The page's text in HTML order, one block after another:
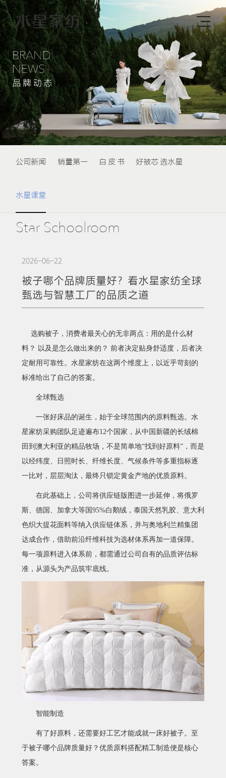
公司新闻 销量第一 白 皮 书 好被芯 选水星
水星课堂
Star Schoolroom
2026-06-22
被子哪个品牌质量好？看水星家纺全球
甄选与智慧工厂的品质之道
选购被子，消费者最关心的无非两点：用的是什么材
料？ 以及是怎么做出来的？ 前者决定贴身舒适度，后者决
定耐用可靠性。水星家纺在这两个维度上，以近乎苛刻的
标准给出了自己的答案。
全球甄选
一张好床品的诞生，始于全球范围内的原料甄选。水
星家纺采购团队足迹遍布12个国家，从中国新疆的长绒棉
田到澳大利亚的精品牧场，不是简单地“找到好原料”，而是
以经纬度、日照时长、纤维长度、气候条件等多重指标逐
一比对，层层淘汰，最终只锁定黄金产地的优质原料。
在此基础上，公司将供应链版图进一步延伸， 将俄罗
斯、德国、加拿大等国 95%白鹅绒，泰国天然乳胶、意大利
色织大提花面料等纳入供应链体系， 并与奥地利兰精集团
达成合作，借助前沿纤维科技为选材体系再加一道保障。
每一项原料进入体系前，都需通过公司 自有的品质评估标
准，从源头为产品筑牢底线。
智能制造
有了好原料，还需要好工艺才能成就一床好被子。 至
于被子哪个品牌质量好？优质原料搭配精工制造便是核心
答案。